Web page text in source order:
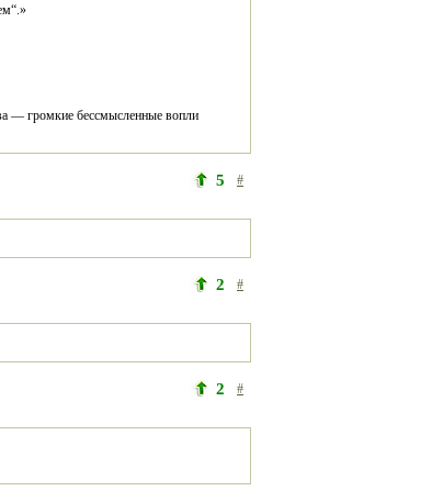
— громкие бессмысленные вопли
5 #
2 #
2 #